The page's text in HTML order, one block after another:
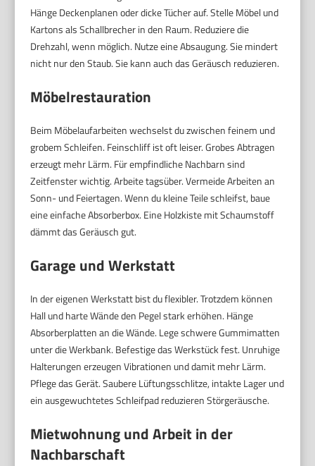
Hänge Deckenplanen oder dicke Tücher auf. Stelle Möbel und
Kartons als Schallbrecher in den Raum. Reduziere die
Drehzahl, wenn möglich. Nutze eine Absaugung. Sie mindert
nicht nur den Staub. Sie kann auch das Geräusch reduzieren.
Möbelrestauration
Beim Möbelaufarbeiten wechselst du zwischen feinem und
grobem Schleifen. Feinschliff ist oft leiser. Grobes Abtragen
erzeugt mehr Lärm. Für empfindliche Nachbarn sind
Zeitfenster wichtig. Arbeite tagsüber. Vermeide Arbeiten an
Sonn- und Feiertagen. Wenn du kleine Teile schleifst, baue
eine einfache Absorberbox. Eine Holzkiste mit Schaumstoff
dämmt das Geräusch gut.
Garage und Werkstatt
In der eigenen Werkstatt bist du flexibler. Trotzdem können
Hall und harte Wände den Pegel stark erhöhen. Hänge
Absorberplatten an die Wände. Lege schwere Gummimatten
unter die Werkbank. Befestige das Werkstück fest. Unruhige
Halterungen erzeugen Vibrationen und damit mehr Lärm.
Pflege das Gerät. Saubere Lüftungsschlitze, intakte Lager und
ein ausgewuchtetes Schleifpad reduzieren Störgeräusche.
Mietwohnung und Arbeit in der
Nachbarschaft